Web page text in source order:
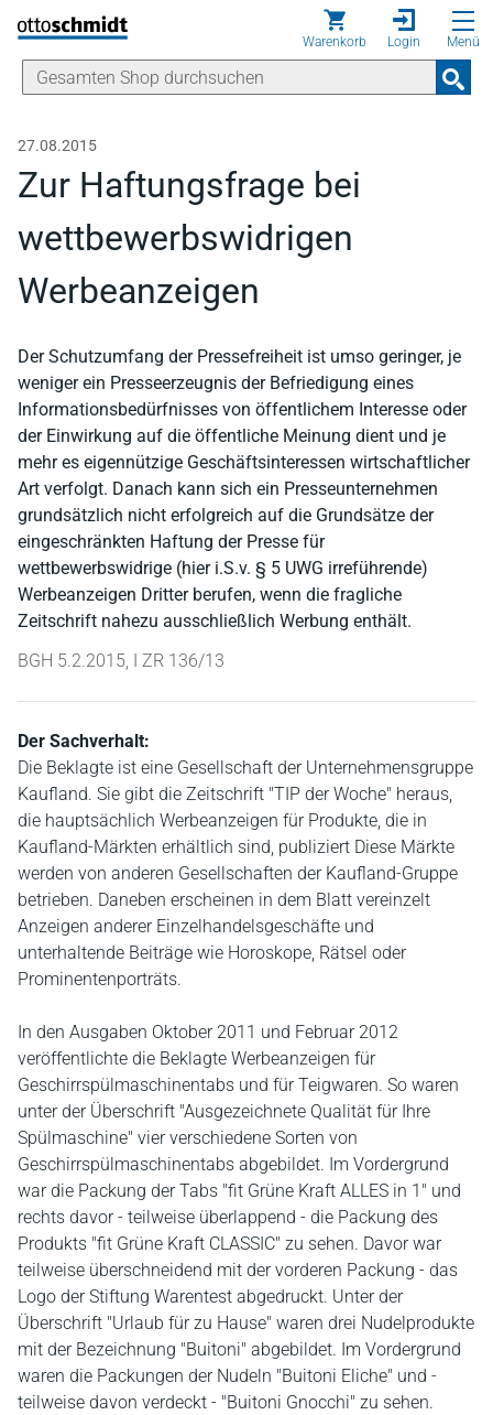
Direkt zum Inhalt
Warenkorb Login Menü
27.08.2015
Zur Haftungsfrage bei
wettbewerbswidrigen
Werbeanzeigen
Der Schutzumfang der Pressefreiheit ist umso geringer, je
weniger ein Presseerzeugnis der Befriedigung eines
Informationsbedürfnisses von öffentlichem Interesse oder
der Einwirkung auf die öffentliche Meinung dient und je
mehr es eigennützige Geschäftsinteressen wirtschaftlicher
Art verfolgt. Danach kann sich ein Presseunternehmen
grundsätzlich nicht erfolgreich auf die Grundsätze der
eingeschränkten Haftung der Presse für
wettbewerbswidrige (hier i.S.v. § 5 UWG irreführende)
Werbeanzeigen Dritter berufen, wenn die fragliche
Zeitschrift nahezu ausschließlich Werbung enthält.
BGH 5.2.2015, I ZR 136/13
Der Sachverhalt:
Die Beklagte ist eine Gesellschaft der Unternehmensgruppe
Kaufland. Sie gibt die Zeitschrift "TIP der Woche" heraus,
die hauptsächlich Werbeanzeigen für Produkte, die in
Kaufland-Märkten erhältlich sind, publiziert Diese Märkte
werden von anderen Gesellschaften der Kaufland-Gruppe
betrieben. Daneben erscheinen in dem Blatt vereinzelt
Anzeigen anderer Einzelhandelsgeschäfte und
unterhaltende Beiträge wie Horoskope, Rätsel oder
Prominentenporträts.
In den Ausgaben Oktober 2011 und Februar 2012
veröffentlichte die Beklagte Werbeanzeigen für
Geschirrspülmaschinentabs und für Teigwaren. So waren
unter der Überschrift "Ausgezeichnete Qualität für Ihre
Spülmaschine" vier verschiedene Sorten von
Geschirrspülmaschinentabs abgebildet. Im Vordergrund
war die Packung der Tabs "fit Grüne Kraft ALLES in 1" und
rechts davor - teilweise überlappend - die Packung des
Produkts "fit Grüne Kraft CLASSIC" zu sehen. Davor war
teilweise überschneidend mit der vorderen Packung - das
Logo der Stiftung Warentest abgedruckt. Unter der
Überschrift "Urlaub für zu Hause" waren drei Nudelprodukte
mit der Bezeichnung "Buitoni" abgebildet. Im Vordergrund
waren die Packungen der Nudeln "Buitoni Eliche" und -
teilweise davon verdeckt - "Buitoni Gnocchi" zu sehen.